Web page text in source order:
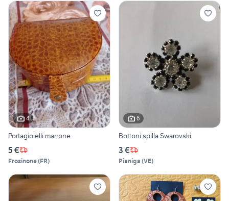
4
Portagioielli marrone
5 €
Frosinone(FR)
6
Bottoni spilla Swarovski
3 €
Pianiga (VE)